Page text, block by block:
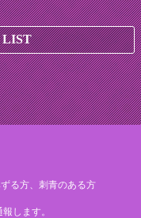
LIST
る方、刺青のある方
します。